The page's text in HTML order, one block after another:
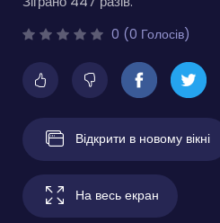
0 (0 Голосів)
Відкрити в новому вікні
На весь екран